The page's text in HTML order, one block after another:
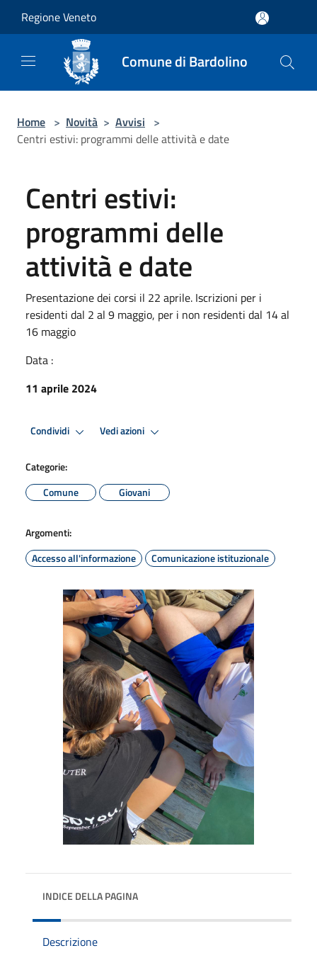
Regione Veneto
Comune di Bardolino
Home > Novità > Avvisi >
Centri estivi: programmi delle attività e date
Centri estivi:
programmi delle
attività e date
Presentazione dei corsi il 22 aprile. Iscrizioni per i
residenti dal 2 al 9 maggio, per i non residenti dal 14 al
16 maggio
Data :
11 aprile 2024
Condividi Vedi azioni
Categorie:
Comune
Giovani
Argomenti:
Accesso all'informazione
Comunicazione istituzionale
INDICE DELLA PAGINA
Descrizione